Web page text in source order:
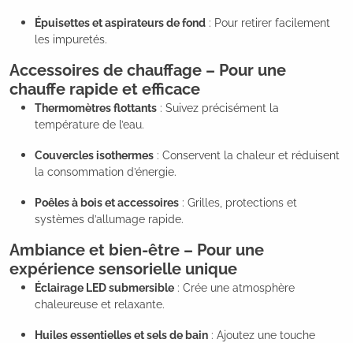
Épuisettes et aspirateurs de fond : Pour retirer facilement
les impuretés.
Accessoires de chauffage – Pour une
chauffe rapide et efficace
Thermomètres flottants : Suivez précisément la
température de l’eau.
Couvercles isothermes : Conservent la chaleur et réduisent
la consommation d’énergie.
Poêles à bois et accessoires : Grilles, protections et
systèmes d’allumage rapide.
Ambiance et bien-être – Pour une
expérience sensorielle unique
Éclairage LED submersible : Crée une atmosphère
chaleureuse et relaxante.
Huiles essentielles et sels de bain : Ajoutez une touche